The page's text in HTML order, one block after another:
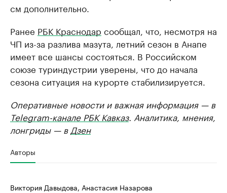
см дополнительно.
Ранее РБК Краснодар сообщал, что, несмотря на
ЧП из-за разлива мазута, летний сезон в Анапе
имеет все шансы состояться. В Российском
союзе туриндустрии уверены, что до начала
сезона ситуация на курорте стабилизируется.
Оперативные новости и важная информация — в
Telegram-канале РБК Кавказ. Аналитика, мнения,
лонгриды — в Дзен
Авторы
Виктория Давыдова, Анастасия Назарова